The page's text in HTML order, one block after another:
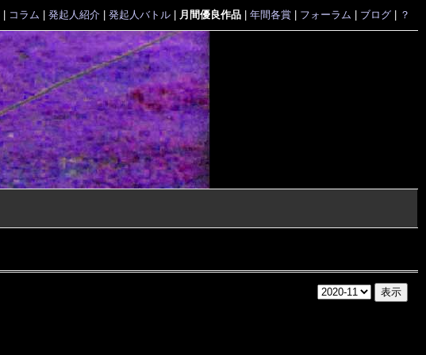
コラム 発起人紹介| 発起人バトル| 月間優良作品| 年間各賞| フォーラム ブログ| ？